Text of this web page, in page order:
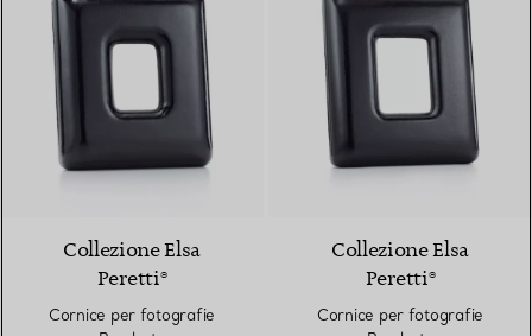
Collezione Elsa
Peretti®
Cornice per fotografie
Collezione Elsa
Peretti®
Cornice per fotografie